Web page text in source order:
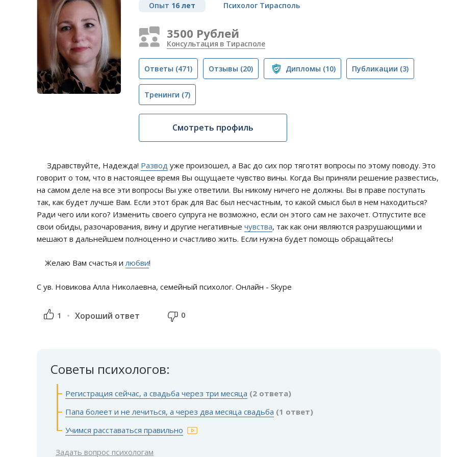
Опыт 16 лет Психолог Тирасполь
3500 Рублей
Консультация в Тирасполе
Ответы (471) Отзывы (20) Дипломы (10) Публикации (3)
Тренинги (7)
Смотреть профиль
Здравствуйте, Надежда! Развод уже произошел, а Вас до сих пор тяготят вопросы по этому поводу. Это
говорит о том, что в настоящее время Вы ощущаете чувство вины. Когда Вы приняли решение развестись,
на самом деле на все эти вопросы Вы уже ответили. Вы никому ничего не должны. Вы в праве поступать
так, как будет лучше Вам. Если этот брак для Вас был несчастным, то какой смысл был в нем находиться?
Ради чего или кого? Изменить своего супруга не возможно, если он этого сам не захочет. Отпустите все
свои обиды, разочарования, вину и другие негативные чувства, так как они являются разрушающими и
мешают в дальнейшем полноценно и счастливо жить. Если нужна будет помощь обращайтесь!
Желаю Вам счастья илюбви!
С ув. Новикова Алла Николаевна, семейный психолог. Онлайн - Skype
1 Хороший ответ 0
Советы психологов:
Регистрация сейчас, а свадьба через три месяца (2 ответа)
Папа болеет и не лечиться, а через два месяца свадьба (1 ответ)
Учимся расставаться правильно
Задать вопрос психологам